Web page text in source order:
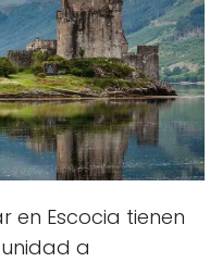
en Escocia tienen
a